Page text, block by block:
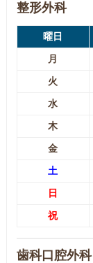
整形外科
曜日
月
火
水
木
金
土
日
祝
歯科口腔外科